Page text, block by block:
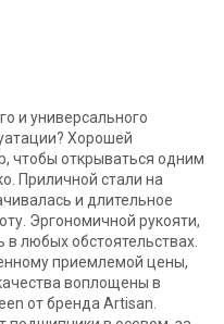
и универсального
Хорошей
чтобы открываться одним
Приличной стали на
и длительное
Эргономичной рукояти,
в любых обстоятельствах.
приемлемой цены,
воплощены в
от бренда Artisan.